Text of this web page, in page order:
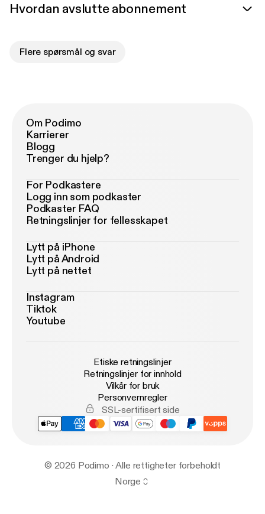
Hvordan avslutte abonnement
Flere spørsmål og svar
Om Podimo
Karrierer
Blogg
Trenger du hjelp?
For Podkastere
Logg inn som podkaster
Podkaster FAQ
Retningslinjer for fellesskapet
Lytt på iPhone
Lytt på Android
Lytt på nettet
Instagram
Tiktok
Youtube
Etiske retningslinjer
Retningslinjer for innhold
Vilkår for bruk
Personvernregler
SSL-sertifisert side
© 2026 Podimo · Alle rettigheter forbeholdt
Norge